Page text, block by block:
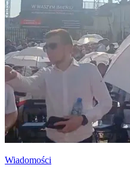
Wiadomości